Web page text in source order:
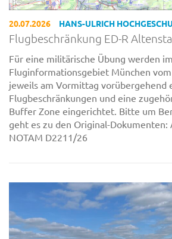
20.07.2026 HANS-ULRICH
Flugbeschränkung ED-R
Für eine militärische Übung werden im
Fluginformationsgebiet München
jeweils am Vormittag vorübergehend
Flugbeschränkungen und eine
Buffer Zone eingerichtet. Bitte um
geht es zu den Original-Dokumenten:
NOTAM D2211/26